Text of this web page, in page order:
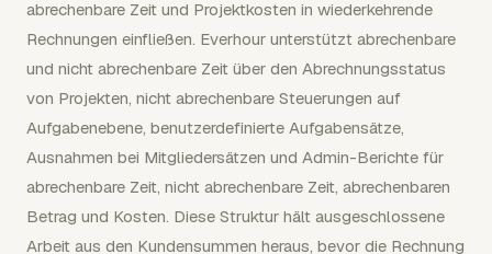
abrechenbare Zeit und Projektkosten in wiederkehrende
Rechnungen einfließen. Everhour unterstützt abrechenbare
und nicht abrechenbare Zeit über den Abrechnungsstatus
von Projekten, nicht abrechenbare Steuerungen auf
Aufgabenebene, benutzerdefinierte Aufgabensätze,
Ausnahmen bei Mitgliedersätzen und Admin-Berichte für
abrechenbare Zeit, nicht abrechenbare Zeit, abrechenbaren
Betrag und Kosten. Diese Struktur hält ausgeschlossene
Arbeit aus den Kundensummen heraus, bevor die Rechnung